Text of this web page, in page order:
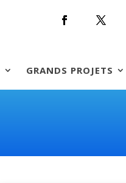
GRANDS PROJETS